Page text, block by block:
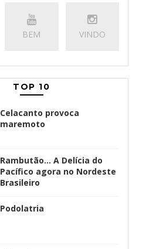
BEM VINDO
TOP 10
Celacanto provoca
maremoto
Rambutão... A Delícia do
Pacífico agora no Nordeste
Brasileiro
Podolatria